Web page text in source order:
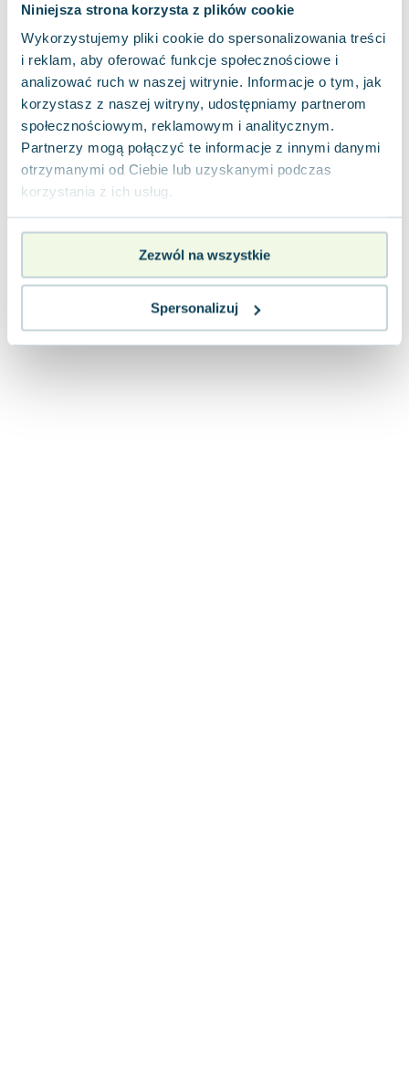
Niniejsza strona korzysta z plików cookie
Wykorzystujemy pliki cookie do spersonalizowania treści
i reklam, aby oferować funkcje społecznościowe i
analizować ruch w naszej witrynie. Informacje o tym, jak
korzystasz z naszej witryny, udostępniamy partnerom
społecznościowym, reklamowym i analitycznym.
Partnerzy mogą połączyć te informacje z innymi danymi
otrzymanymi od Ciebie lub uzyskanymi podczas
korzystania z ich usług.
Zezwól na wszystkie
Spersonalizuj
niespotykanej głębi, kiedy Chrystus staje...
Miękka
Pakujemy 10.08
Nowa
Używana Wyprzedaż
zł
27.52złtaniej o21.39 zł
Do koszyka